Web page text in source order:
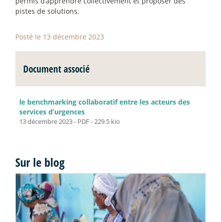
pistes de solutions.
Posté le 13 décembre 2023
Document associé
le benchmarking collaboratif entre les acteurs des
services d’urgences
13 décembre 2023- PDF-229.5 kio
Sur le blog